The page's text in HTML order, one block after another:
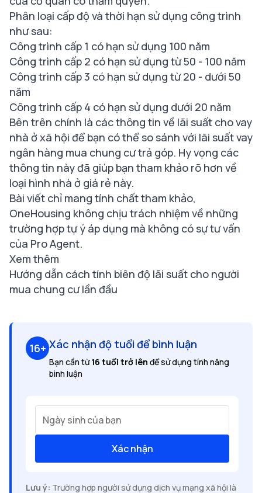
Phân loại cấp độ và thời hạn sử dụng công trình
như sau:
Công trình cấp 1 có hạn sử dụng 100 năm
Công trình cấp 2 có hạn sử dụng từ 50 - 100 năm
Công trình cấp 3 có hạn sử dụng từ 20 - dưới 50
năm
Công trình cấp 4 có hạn sử dụng dưới 20 năm
Bên trên chính là các thông tin về lãi suất cho vay
nhà ở xã hội để bạn có thể so sánh với lãi suất vay
ngân hàng mua chung cư trả góp. Hy vọng các
thông tin này đã giúp bạn tham khảo rõ hơn về
loại hình nhà ở giá rẻ này.
Bài viết chỉ mang tính chất tham khảo,
OneHousing không chịu trách nhiệm về những
trường hợp tự ý áp dụng mà không có sự tư vấn
của Pro Agent.
Xem thêm
Hướng dẫn cách tính biên độ lãi suất cho người
mua chung cư lần đầu
16+ Xác nhận độ tuổi để bình luận
Bạn cần từ16 tuổi trở lên để sử dụng tính năng
bình luận
Ngày sinh của bạn
Xác nhận
Lưu ý: Trường hợp người sử dụng dịch vụ mạng xã hội là